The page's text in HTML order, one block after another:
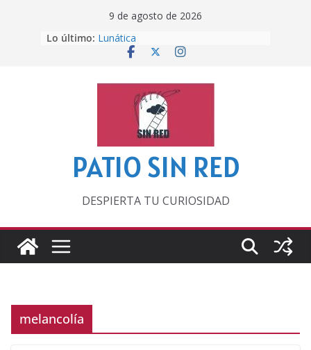
9 de agosto de 2026
Lo último: Lunática
Pero, hasta entonces…
‘La broma infinita’ de recomendar
lecturas veraniegas
Otra del Mundial
PATIO SIN RED
DESPIERTA TU CURIOSIDAD
melancolía